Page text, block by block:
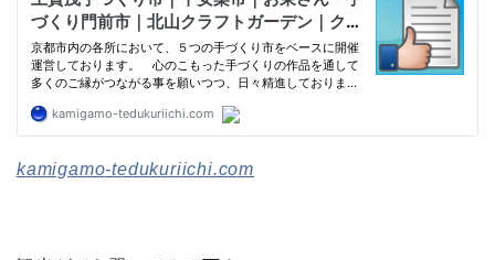
kamigamo-tedukuriichi.com